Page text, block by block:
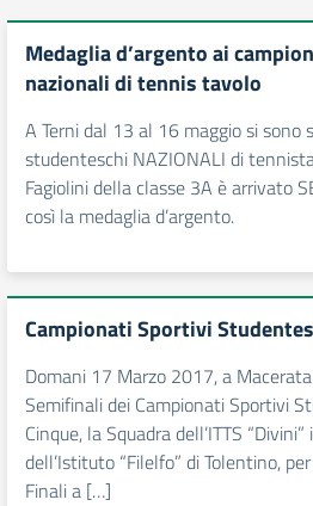
Medaglia d’argento ai
nazionali di tennis tavolo
A Terni dal 13 al 16 maggio si sono
studenteschi NAZIONALI di
Fagiolini della classe 3A è arrivato
così la medaglia d’argento.
Campionati Sportivi
Domani 17 Marzo 2017, a
Semifinali dei Campionati Sportivi
Cinque, la Squadra dell’ITTS
dell’Istituto “Filelfo” di Tolentino,
Finali a […]